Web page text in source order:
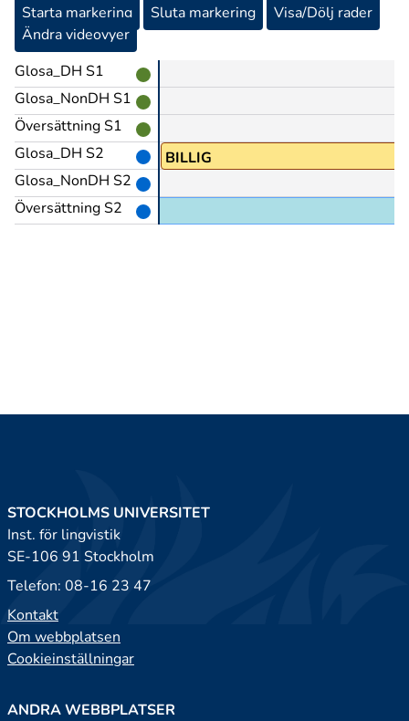
Starta markering Sluta markering
Visa/Dölj rader
Ändra videovyer
Glosa_DH S1
Glosa_NonDH S1
Översättning S1
Glosa_DH S2
Glosa_NonDH S2
Översättning S2
BILLIG
gå på bio,
STOCKHOLMS UNIVERSITET
Inst. för lingvistik
SE-106 91 Stockholm
Telefon: 08-16 23 47
Kontakt
Om webbplatsen
Cookieinställningar
ANDRA WEBBPLATSER